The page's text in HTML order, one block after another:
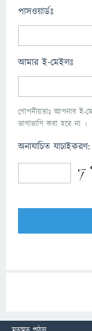
পাসওয়ার্ডঃ
আমার ই-মেইলঃ
গোপনীয়তাঃ আপনার ই-
ভাগাভাগি করা হবে না ।
অনাযাচিত যাচাইকরণ: